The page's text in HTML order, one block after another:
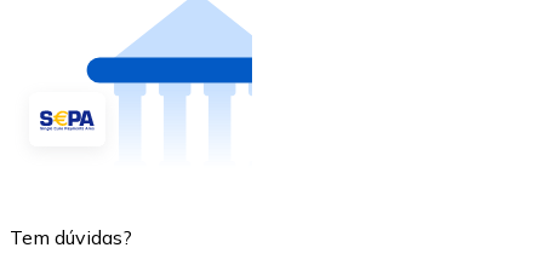
Tem dúvidas?